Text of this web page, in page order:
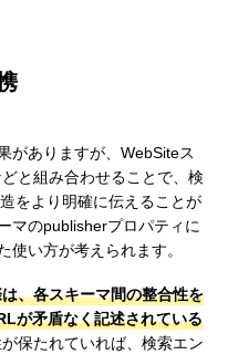
がありますが、WebSiteス
と組み合わせることで、検
をより明確に伝えることが
マのpublisherプロパティに
い方が考えられます。
、各スキーマ間の整合性を
が矛盾なく記述されている
保たれていれば、検索エン